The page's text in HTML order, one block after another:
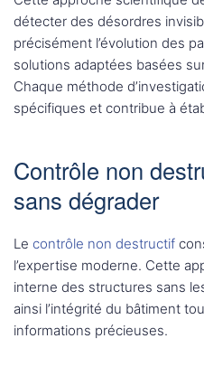
détecter des désordres
précisément l’évolution des
solutions adaptées basées
Chaque méthode
spécifiques et contribue à
Contrôle non
sans dégrader
Le contrôle non destructif
l’expertise moderne. Cette
interne des structures sans
ainsi l’intégrité du bâtiment
informations précieuses.